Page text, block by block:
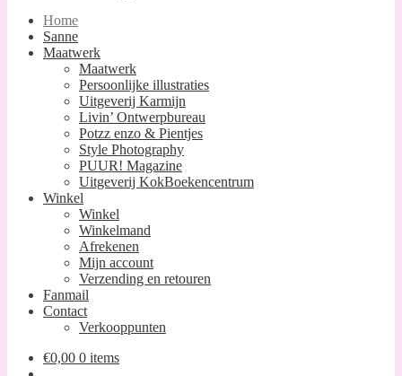
Home
Sanne
Maatwerk
Maatwerk
Persoonlijke illustraties
Uitgeverij Karmijn
Livin’ Ontwerpbureau
Potzz enzo & Pientjes
Style Photography
PUUR! Magazine
Uitgeverij KokBoekencentrum
Winkel
Winkel
Winkelmand
Afrekenen
Mijn account
Verzending en retouren
Fanmail
Contact
Verkooppunten
€0,00 0 items